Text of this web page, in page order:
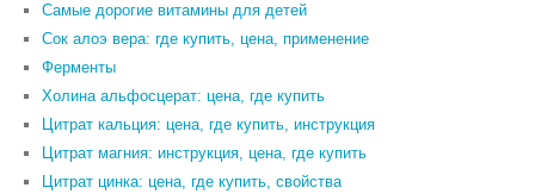
Самые дорогие витамины для детей
Сок алоэ вера: где купить, цена, применение
Ферменты
Холина альфосцерат: цена, где купить
Цитрат кальция: цена, где купить, инструкция
Цитрат магния: инструкция, цена, где купить
Цитрат цинка: цена, где купить, свойства